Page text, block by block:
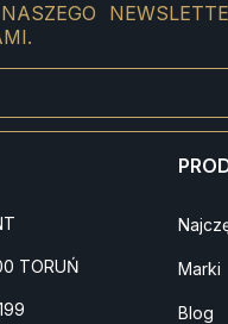
TORUŃ Marki
Blog